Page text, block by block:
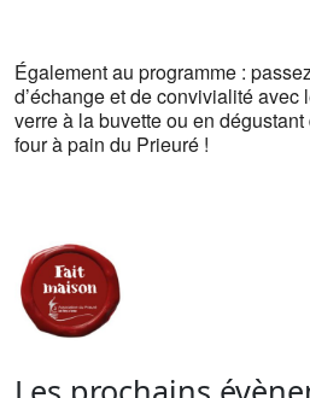
Également au programme :
d’échange et de convivialité avec
verre à la buvette ou en
four à pain du Prieuré !